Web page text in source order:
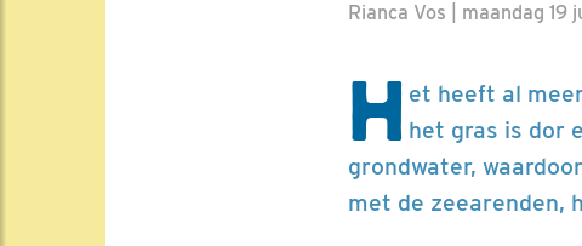
Rianca Vos | maandag 19
H et heeft al
het gras is dor
grondwater,
met de zeearenden,